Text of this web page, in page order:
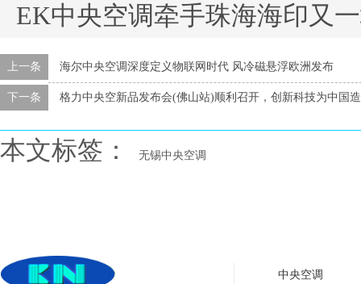
EK中央空调牵手珠海海印又
上一条 海尔中央空调深度定义物联网时代 风冷磁悬浮欧洲发布
下一条 格力中央空新品发布会(佛山站)顺利召开，创新科技为中国
本文标签： 无锡中央空调
中央空调